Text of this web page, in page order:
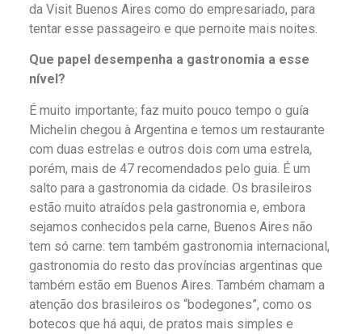
da Visit Buenos Aires como do empresariado, para
tentar esse passageiro e que pernoite mais noites.
Que papel desempenha a gastronomia a esse
nível?
É muito importante; faz muito pouco tempo o guía
Michelin chegou à Argentina e temos um restaurante
com duas estrelas e outros dois com uma estrela,
porém, mais de 47 recomendados pelo guia. É um
salto para a gastronomia da cidade. Os brasileiros
estão muito atraídos pela gastronomia e, embora
sejamos conhecidos pela carne, Buenos Aires não
tem só carne: tem também gastronomia internacional,
gastronomia do resto das províncias argentinas que
também estão em Buenos Aires. Também chamam a
atenção dos brasileiros os “bodegones”, como os
botecos que há aqui, de pratos mais simples e